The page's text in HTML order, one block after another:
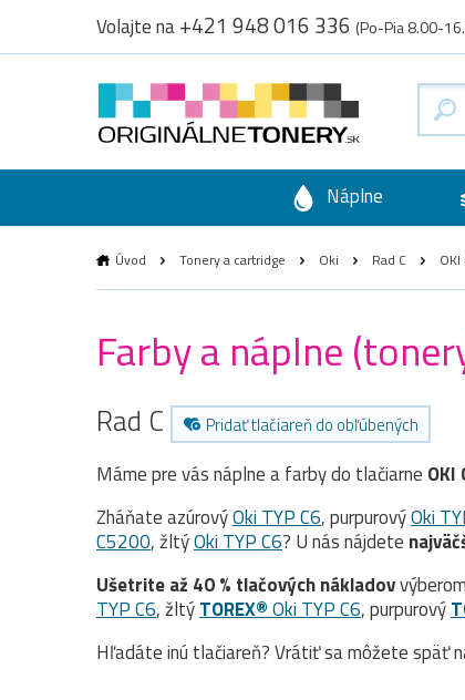
Volajte na+421 948 016 336 (Po-Pia 8.00-
Náplne
Úvod Tonery a cartridge Oki Rad C
Farby a náplne
Rad C Pridať tlačiareň do obľúbených
Máme pre vás náplne a farby do tlačiarne OKI
Zháňate azúrovýOki TYP C6, purpurovýOki
C5200, žltýOki TYP C6? U nás nájdete
Ušetrite až 40 % tlačových nákladov
TYP C6, žltýTOREX®Oki TYP C6, purpurový
Hľadáte inú tlačiareň? Vrátiť sa môžete späť